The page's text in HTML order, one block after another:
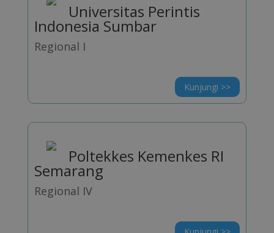
Universitas Perintis
Indonesia Sumbar
Regional I
Kunjungi >>
Poltekkes Kemenkes RI
Semarang
Regional IV